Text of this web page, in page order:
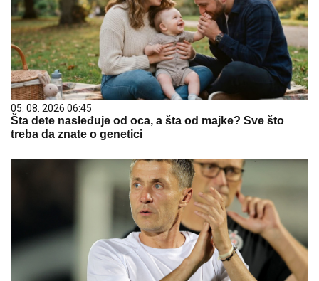
05. 08. 2026 06:45
Šta dete nasleđuje od oca, a šta od majke? Sve što
treba da znate o genetici